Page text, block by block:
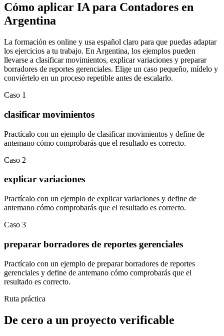
Cómo aplicar IA para Contadores en
Argentina
La formación es online y usa español claro para que puedas adaptar
los ejercicios a tu trabajo. En Argentina, los ejemplos pueden
llevarse a clasificar movimientos, explicar variaciones y preparar
borradores de reportes gerenciales. Elige un caso pequeño, mídelo y
conviértelo en un proceso repetible antes de escalarlo.
Caso 1
clasificar movimientos
Practícalo con un ejemplo de clasificar movimientos y define de
antemano cómo comprobarás que el resultado es correcto.
Caso 2
explicar variaciones
Practícalo con un ejemplo de explicar variaciones y define de
antemano cómo comprobarás que el resultado es correcto.
Caso 3
preparar borradores de reportes gerenciales
Practícalo con un ejemplo de preparar borradores de reportes
gerenciales y define de antemano cómo comprobarás que el
resultado es correcto.
Ruta práctica
De cero a un proyecto verificable